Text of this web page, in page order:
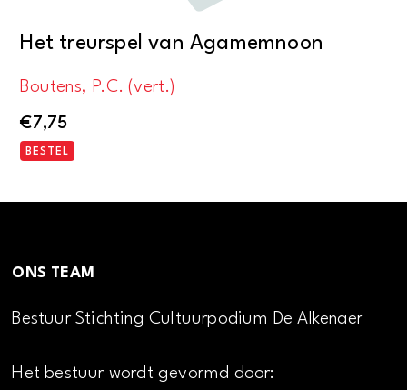
Het treurspel van Agamemnoon
Boutens, P.C. (vert.)
€7,75
BESTEL
ONS TEAM
Bestuur Stichting Cultuurpodium De Alkenaer
Het bestuur wordt gevormd door: